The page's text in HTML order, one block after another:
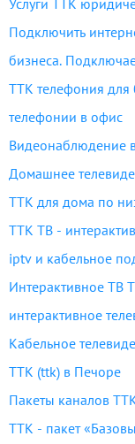
Услуги ТТК
Подключить
бизнеса.
ТТК телефония для
телефонии в офис
Видеонаблюдение
Домашнее
ТТК для дома по
ТТК ТВ -
iptv и кабельное
Интерактивное ТВ
интерактивное
Кабельное
ТТК (ttk) в Печоре
Пакеты каналов
ТТК - пакет